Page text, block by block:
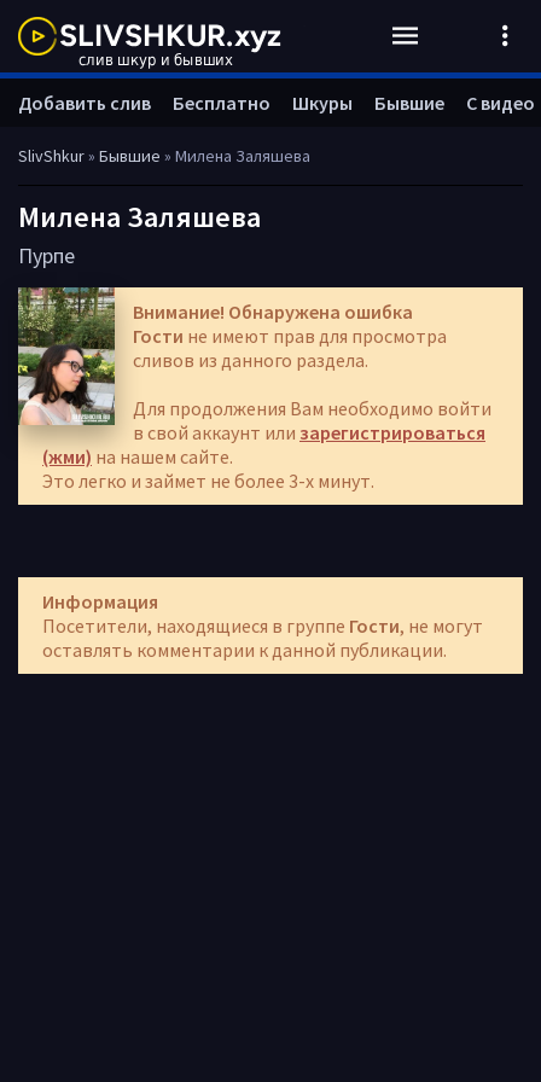
SlivShkur» Бывшие » Милена Заляшева
Милена Заляшева
Пурпе
Внимание! Обнаружена ошибка
Гости не имеют прав для просмотра
сливов из данного раздела.
Для продолжения Вам необходимо войти
в свой аккаунт или зарегистрироваться
(жми) на нашем сайте.
Это легко и займет не более 3-х минут.
Информация
Посетители, находящиеся в группе Гости, не могут
оставлять комментарии к данной публикации.
Добавить слив Бесплатно Шкуры Бывшие С видео